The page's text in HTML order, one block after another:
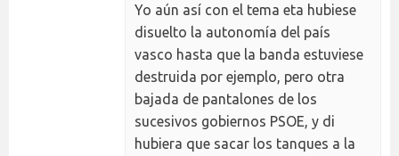
Yo aún así con el tema eta hubiese
disuelto la autonomía del país
vasco hasta que la banda estuviese
destruida por ejemplo, pero otra
bajada de pantalones de los
sucesivos gobiernos PSOE, y di
hubiera que sacar los tanques a la